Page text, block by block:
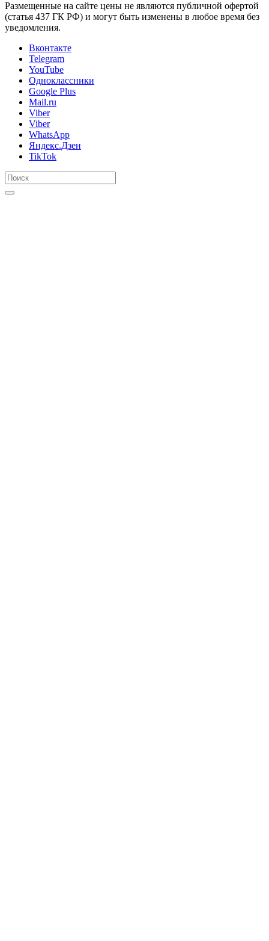
Размещенные на сайте цены не являются публичной офертой
(статья 437 ГК РФ) и могут быть изменены в любое время без
уведомления.
Вконтакте
Telegram
YouTube
Одноклассники
Google Plus
Mail.ru
Viber
Viber
WhatsApp
Яндекс.Дзен
TikTok